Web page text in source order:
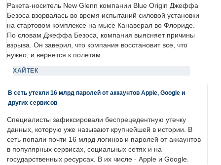
Ракета-носитель New Glenn компании Blue Origin Джеффа
Безоса взорвалась во время испытаний силовой установки
на стартовом комплексе на мысе Канаверал во Флориде.
По словам Джеффа Безоса, компания выясняет причины
взрыва. Он заверил, что компания восстановит все, что
нужно, и вернется к полетам.
ХАЙТЕК
В сеть утекли 16 млрд паролей от аккаунтов Apple, Google и
других сервисов
Специалисты зафиксировали беспрецедентную утечку
данных, которую уже называют крупнейшей в истории. В
сеть попали почти 16 млрд логинов и паролей от аккаунтов
в популярных сервисах, социальных сетях и на
государственных ресурсах. В их числе - Apple и Google.